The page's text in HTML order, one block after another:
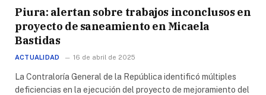
Piura: alertan sobre trabajos inconclusos en
proyecto de saneamiento en Micaela
Bastidas
ACTUALIDAD 16 de abril de 2025
La Contraloría General de la República identificó múltiples
deficiencias en la ejecución del proyecto de mejoramiento del